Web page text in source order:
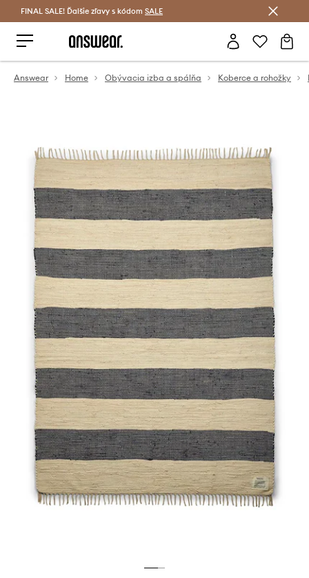
Šetrite s Answear Club >
FINAL SALE! Ďalšie zľavy s kódom SALE
Answear Home Obývacia izba a spálňa Koberce a rohožky